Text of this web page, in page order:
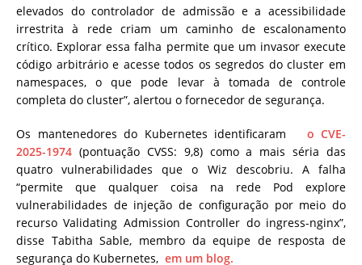
elevados do controlador de admissão e a acessibilidade
irrestrita à rede criam um caminho de escalonamento
crítico. Explorar essa falha permite que um invasor execute
código arbitrário e acesse todos os segredos do cluster em
namespaces, o que pode levar à tomada de controle
completa do cluster”, alertou o fornecedor de segurança.
Os mantenedores do Kubernetes identificaram o CVE-
2025-1974 (pontuação CVSS: 9,8) como a mais séria das
quatro vulnerabilidades que o Wiz descobriu. A falha
“permite que qualquer coisa na rede Pod explore
vulnerabilidades de injeção de configuração por meio do
recurso Validating Admission Controller do ingress-nginx”,
disse Tabitha Sable, membro da equipe de resposta de
segurança do Kubernetes, em um blog.